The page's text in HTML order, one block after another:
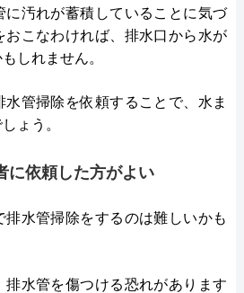
に汚れが蓄積していることに気づ
おこなわければ、排水口から水が
しれません。
管掃除を依頼することで、水ま
ょう。
に依頼した方がよい
水管掃除をするのは難しいかも
排水管を傷つける恐れがあります